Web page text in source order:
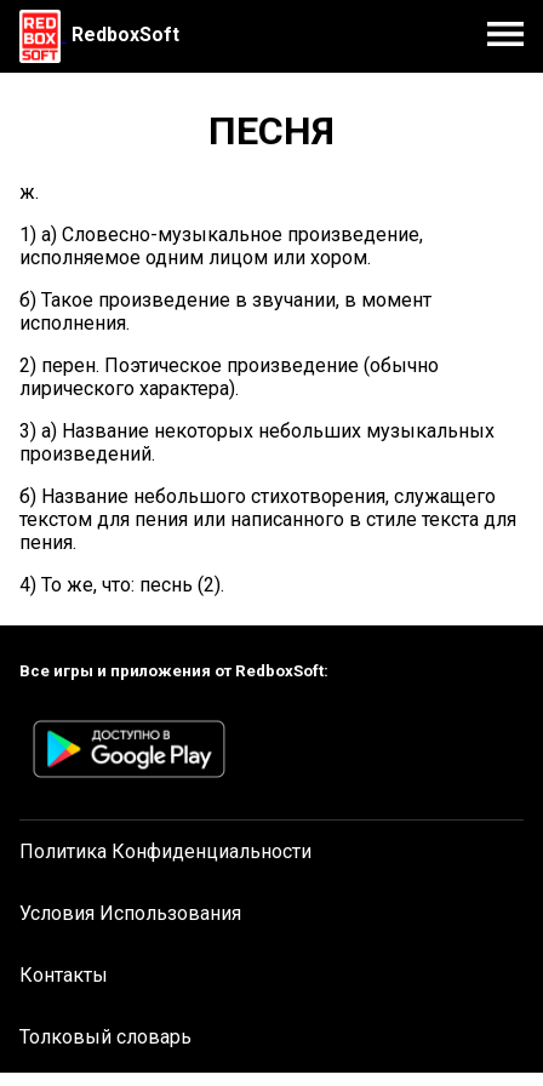
RedboxSoft
ПЕСНЯ
ж.
1) а) Словесно-музыкальное произведение,
исполняемое одним лицом или хором.
б) Такое произведение в звучании, в момент
исполнения.
2) перен. Поэтическое произведение (обычно
лирического характера).
3) а) Название некоторых небольших музыкальных
произведений.
б) Название небольшого стихотворения, служащего
текстом для пения или написанного в стиле текста для
пения.
4) То же, что: песнь (2).
Все игры и приложения от RedboxSoft:
Политика Конфиденциальности
Условия Использования
Контакты
Толковый словарь